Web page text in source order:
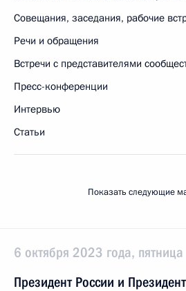
Совещания, заседания, рабочие
Речи и обращения
Встречи с представителями
Пресс-конференции
Интервью
Статьи
Показать следующие
6 октября 2023 года, пятница
Президент России и